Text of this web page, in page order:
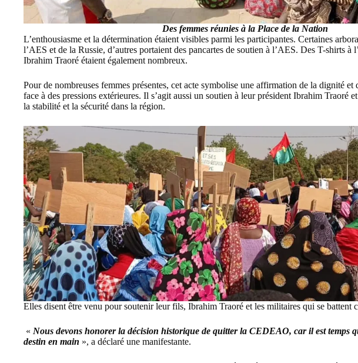
Des femmes réunies à la Place de la Nation
L’enthousiasme et la détermination étaient visibles parmi les participantes. Certaines
l’AES et de la Russie, d’autres portaient des pancartes de soutien à l’AES. Des T-shirts à
Ibrahim Traoré étaient également nombreux.
Pour de nombreuses femmes présentes, cet acte symbolise une affirmation de la dignité et
face à des pressions extérieures. Il s’agit aussi un soutien à leur président Ibrahim Traoré
la stabilité et la sécurité dans la région.
Elles disent être venu pour soutenir leur fils, Ibrahim Traoré et les militaires qui se battent
« Nous devons honorer la décision historique de quitter la CEDEAO, car il est temps
destin en main », a déclaré une manifestante.